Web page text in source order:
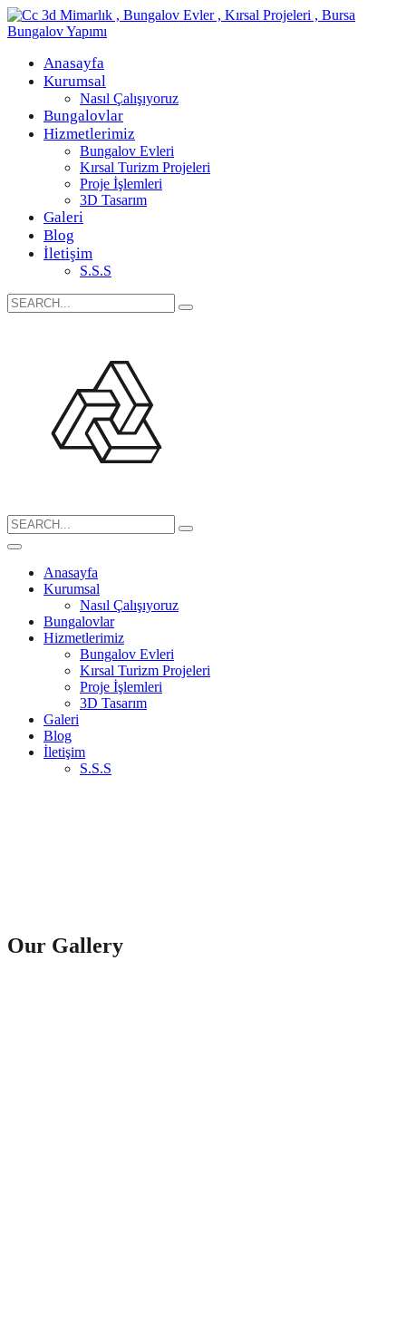
Anasayfa
Kurumsal
Nasıl Çalışıyoruz
Bungalovlar
Hizmetlerimiz
Bungalov Evleri
Kırsal Turizm Projeleri
Proje İşlemleri
3D Tasarım
Galeri
Blog
İletişim
S.S.S
Search
for:
Search
for:
Anasayfa
Kurumsal
Nasıl Çalışıyoruz
Bungalovlar
Hizmetlerimiz
Bungalov Evleri
Kırsal Turizm Projeleri
Proje İşlemleri
3D Tasarım
Galeri
Blog
İletişim
S.S.S
Our Gallery